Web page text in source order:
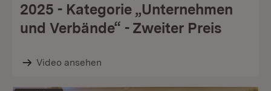
2025 - Kategorie „Unternehmen
und Verbände“ - Zweiter Preis
Video ansehen